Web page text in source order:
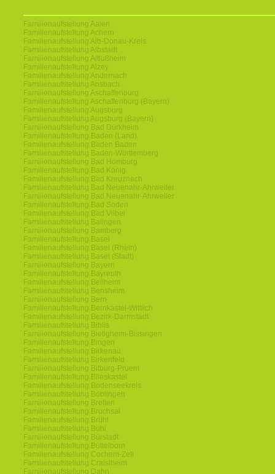
Familienaufstellung Aalen
Familienaufstellung Achern
Familienaufstellung Alb-Donau-Kreis
Familienaufstellung Albstadt
Familienaufstellung Altlußheim
Familienaufstellung Alzey
Familienaufstellung Andernach
Familienaufstellung Ansbach
Familienaufstellung Aschaffenburg
Familienaufstellung Aschaffenburg (Bayern)
Familienaufstellung Augsburg
Familienaufstellung Augsburg (Bayern)
Familienaufstellung Bad Dürkheim
Familienaufstellung Baden (Land)
Familienaufstellung Baden Baden
Familienaufstellung Baden-Württemberg
Familienaufstellung Bad Homburg
Familienaufstellung Bad König
Familienaufstellung Bad Kreuznach
Familienaufstellung Bad Neuenahr-Ahrweiler
Familienaufstellung Bad Neuenahr-Ahrweiler
Familienaufstellung Bad Soden
Familienaufstellung Bad Vilbel
Familienaufstellung Balingen
Familienaufstellung Bamberg
Familienaufstellung Basel
Familienaufstellung Basel (Rhein)
Familienaufstellung Basel (Stadt)
Familienaufstellung Bayern
Familienaufstellung Bayreuth
Familienaufstellung Bellheim
Familienaufstellung Bensheim
Familienaufstellung Bern
Familienaufstellung Bernkastel-Wittlich
Familienaufstellung Bezirk-Darmstadt
Familienaufstellung Biblis
Familienaufstellung Bietigheim-Bissingen
Familienaufstellung Bingen
Familienaufstellung Birkenau
Familienaufstellung Birkenfeld
Familienaufstellung Bitburg-Pruem
Familienaufstellung Blieskastel
Familienaufstellung Bodenseekreis
Familienaufstellung Böblingen
Familienaufstellung Bretten
Familienaufstellung Bruchsal
Familienaufstellung Brühl
Familienaufstellung Bühl
Familienaufstellung Bürstadt
Familienaufstellung Büttelborn
Familienaufstellung Cochem-Zell
Familienaufstellung Craislheim
Familienaufstellung Dahn